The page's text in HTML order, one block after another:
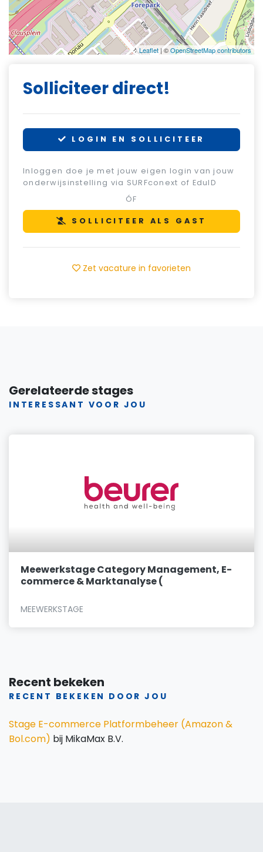
Leaflet| ©OpenStreetMap contributors
Solliciteer direct!
LOGIN EN SOLLICITEER
Inloggen doe je met jouw eigen login van jouw
onderwijsinstelling via SURFconext of EduID
ÓF
SOLLICITEER ALS GAST
Zet vacature in favorieten
Gerelateerde stages
INTERESSANT VOOR JOU
Meewerkstage Category Management, E-
commerce & Marktanalyse (
MEEWERKSTAGE
Recent bekeken
RECENT BEKEKEN DOOR JOU
Stage E-commerce Platformbeheer (Amazon &
Bol.com) bij MikaMax B.V.